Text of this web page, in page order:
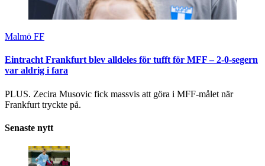
Malmö FF
Eintracht Frankfurt blev alldeles för tufft för MFF – 2-0-segern
var aldrig i fara
PLUS. Zecira Musovic fick massvis att göra i MFF-målet när
Frankfurt tryckte på.
Senaste nytt